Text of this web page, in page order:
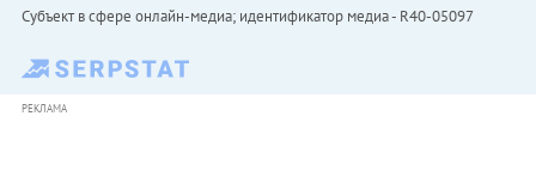
Субъект в сфере онлайн-медиа; идентификатор медиа - R40-05097
РЕКЛАМА